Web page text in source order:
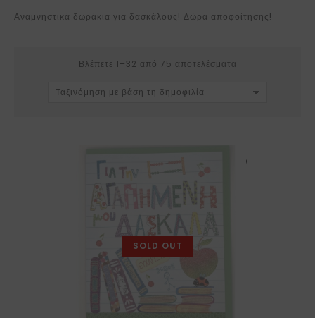
Αναμνηστικά δωράκια για δασκάλους! Δώρα αποφοίτησης!
Βλέπετε 1–32 από 75 αποτελέσματα
Ταξινόμηση με βάση τη δημοφιλία
SOLD OUT